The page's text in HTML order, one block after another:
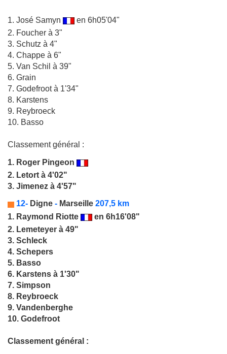
1. José Samyn
en 6h05'04"
2. Foucher à 3"
3. Schutz à 4"
4. Chappe à 6"
5. Van Schil à 39"
6. Grain
7. Godefroot à 1'34"
8. Karstens
9. Reybroeck
10. Basso
Classement général :
1. Roger Pingeon
2. Letort à 4'02"
3. Jimenez à 4'57"
12- Digne - Marseille 207,5 km
1. Raymond Riotte
en 6h16'08"
2. Lemeteyer à 49"
3. Schleck
4. Schepers
5. Basso
6. Karstens à 1'30"
7. Simpson
8. Reybroeck
9. Vandenberghe
10. Godefroot
Classement général :